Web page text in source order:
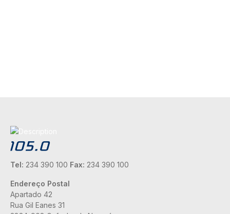
Tel: 234 390 100 Fax: 234 390 100
Endereço Postal
Apartado 42
Rua Gil Eanes 31